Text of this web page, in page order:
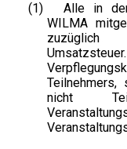
(1)
Alle in
WILMA
zuzüglich
nicht